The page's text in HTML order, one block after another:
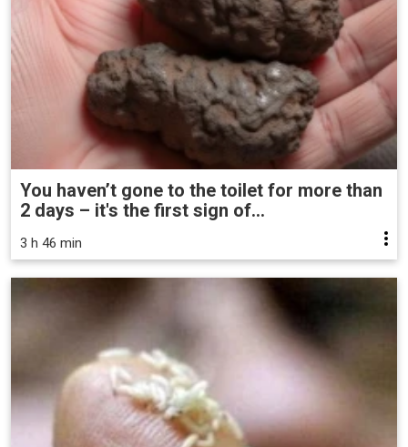
You haven’t gone to the toilet for more than
2 days – it's the first sign of...
3 h 46 min